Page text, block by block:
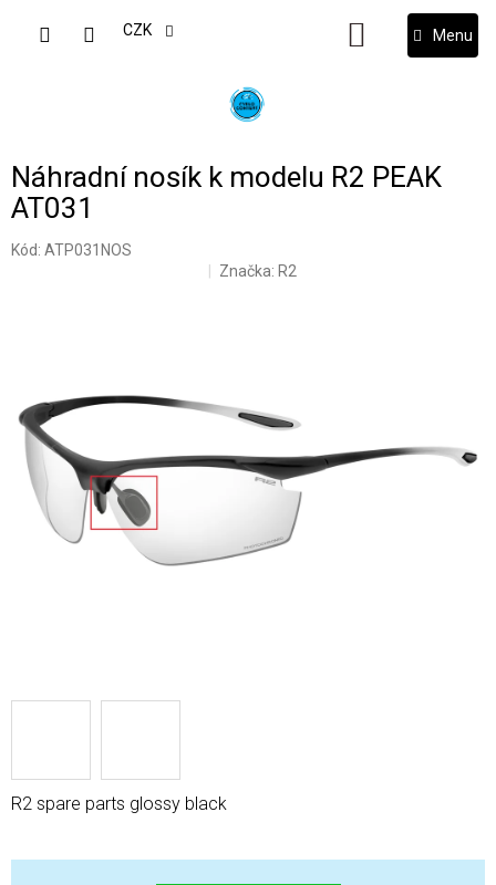
CZK
NÁKUPNÍ
KOŠÍK
Náhradní nosík k modelu R2 PEAK
AT031
Kód: ATP031NOS
Značka: R2
R2 spare parts glossy black